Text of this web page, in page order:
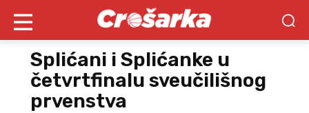
Splićani i Splićanke u
četvrtfinalu sveučilišnog
prvenstva